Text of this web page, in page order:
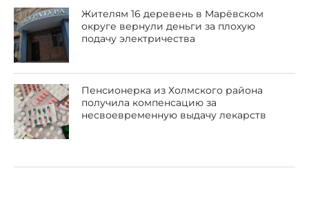
Жителям 16 деревень в Марёвском
округе вернули деньги за плохую
подачу электричества
Пенсионерка из Холмского района
получила компенсацию за
несвоевременную выдачу лекарств